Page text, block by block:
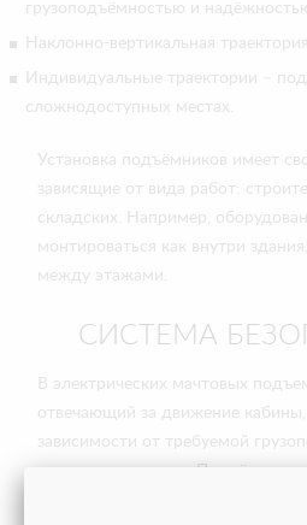
грузоподъёмностью и
Наклонно-вертикальная траектория;
Индивидуальные траектории –
сложнодоступных местах.
Установка подъёмников имеет
зависящие от вида работ:
складских. Например,
монтироваться как внутри
между этажами.
СИСТЕМА
В электрических мачтовых
отвечающий за движение кабины,
зависимости от требуемой
комплект поставки. Подъёмники